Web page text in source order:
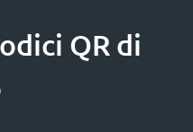
QR di